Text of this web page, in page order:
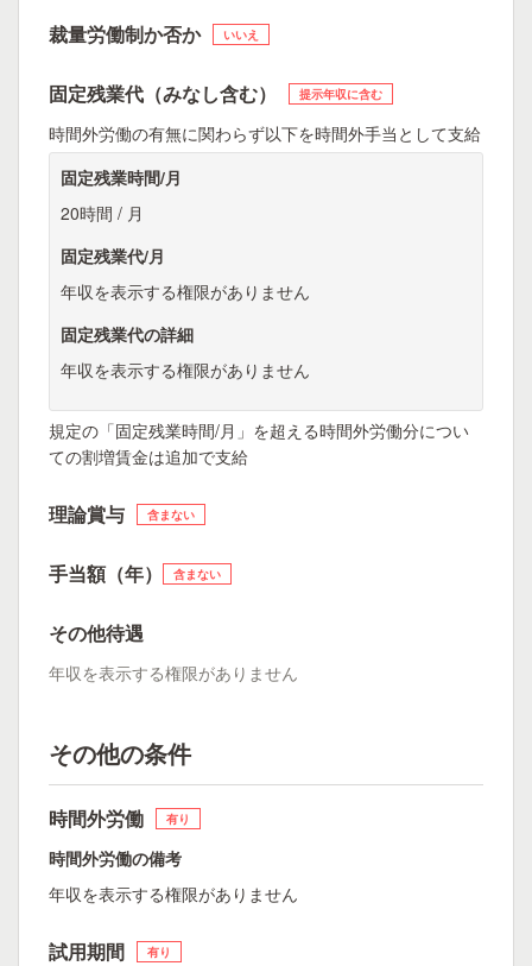
裁量労働制か否か いいえ
固定残業代（みなし含む） 提示年収に含む
時間外労働の有無に関わらず以下を時間外手当として支給
固定残業時間/月
20時間 / 月
固定残業代/月
年収を表示する権限がありません
固定残業代の詳細
年収を表示する権限がありません
規定の「固定残業時間/月」を超える時間外労働分につい
ての割増賃金は追加で支給
理論賞与 含まない
手当額（年） 含まない
その他待遇
年収を表示する権限がありません
その他の条件
時間外労働 有り
時間外労働の備考
年収を表示する権限がありません
試用期間 有り